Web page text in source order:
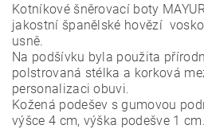
Kotníkové šněrovací boty
jakostní španělské hovězí
usně.
Na podšívku byla použita
polstrovaná stélka a korková
personalizaci obuvi.
Kožená podešev s gumovou
výšce 4 cm, výška podešve 1 cm.